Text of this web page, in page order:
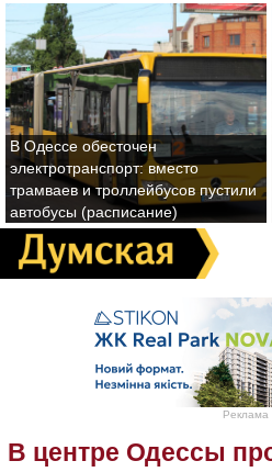
В Одессе обесточен
электротранспорт: вместо
трамваев и троллейбусов пустили
автобусы (расписание)
Реклама
В центре Одессы